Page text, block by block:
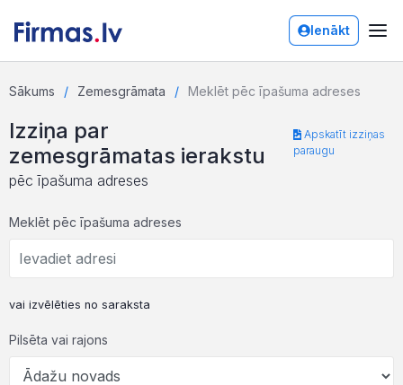
Ienākt
Sākums Zemesgrāmata Meklēt pēc īpašuma adreses
Izziņa par
zemesgrāmatas ierakstu
pēc īpašuma adreses
Apskatīt izziņas
paraugu
Meklēt pēc īpašuma adreses
vai izvēlēties no saraksta
Pilsēta vai rajons